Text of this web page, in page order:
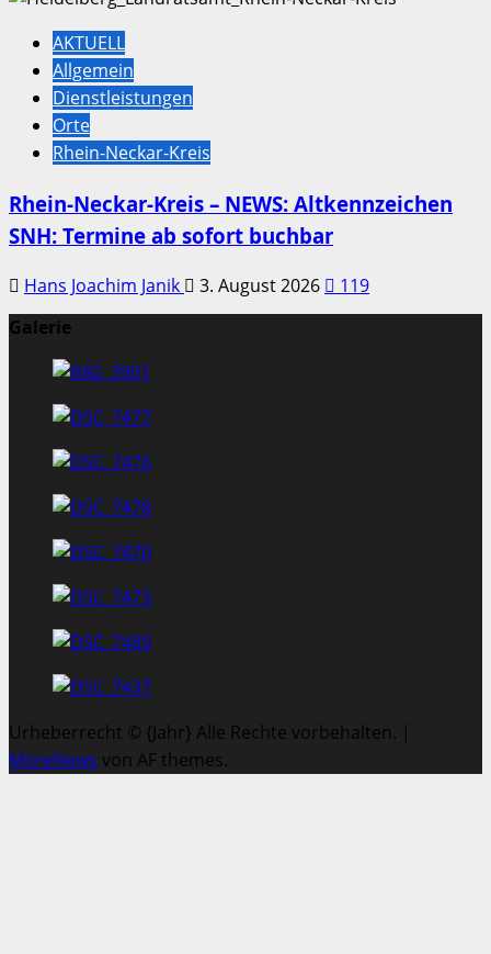
AKTUELL
Allgemein
Dienstleistungen
Orte
Rhein-Neckar-Kreis
Rhein-Neckar-Kreis – NEWS: Altkennzeichen
SNH: Termine ab sofort buchbar
Hans Joachim Janik 3. August 2026
119
Galerie
Urheberrecht © {Jahr} Alle Rechte vorbehalten. |
MoreNews von AF themes.